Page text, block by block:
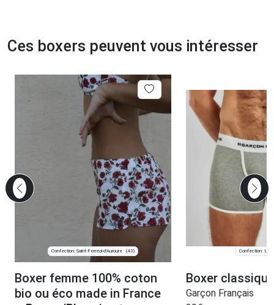
Ces boxers peuvent vous intéresser
Confection: Saint-Ferréol-d'Auroure (43)
Boxer femme 100% coton
bio ou éco made in France
Confection:
Boxer
Garçon Français